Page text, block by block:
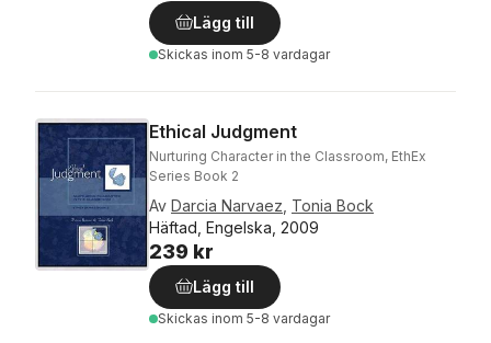
Lägg till
Skickas inom 5-8 vardagar
Ethical Judgment
Nurturing Character in the Classroom, EthEx
Series Book 2
Av Darcia Narvaez Tonia Bock
Häftad, Engelska, 2009
239 kr
Lägg till
Skickas inom 5-8 vardagar